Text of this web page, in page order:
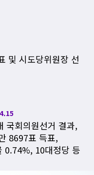
및 시도당위원장 선
국회의원선거 결과,
8697표 득표,
0.74%, 10대정당 등